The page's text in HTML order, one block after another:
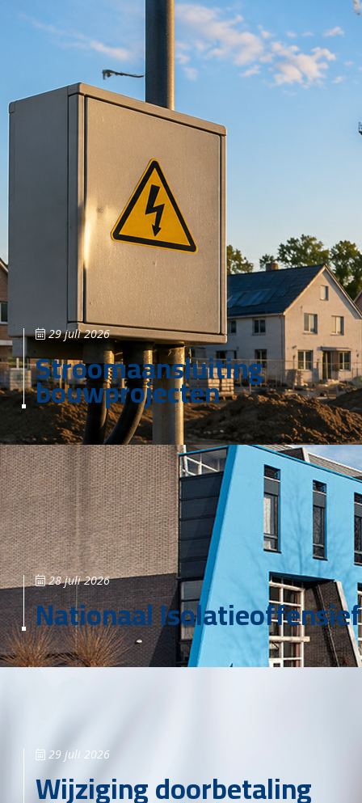
29 juli 2026
Stroomaansluiting
bouwprojecten
28 juli 2026
Nationaal Isolatieoffensief
29 juli 2026
Wijziging doorbetaling